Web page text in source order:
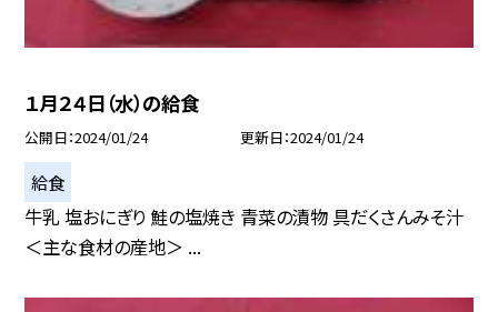
１月２４日（水）の給食
公開日 2024/01/24 更新日 2024/01/24
給食
牛乳 塩おにぎり 鮭の塩焼き 青菜の漬物 具だくさんみそ汁
＜主な食材の産地＞ ...